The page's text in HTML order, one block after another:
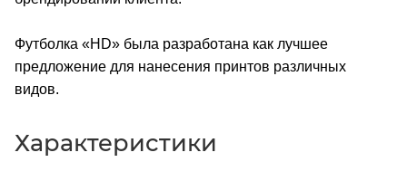
Футболка «HD» была разработана как лучшее
предложение для нанесения принтов различных
видов.
Характеристики